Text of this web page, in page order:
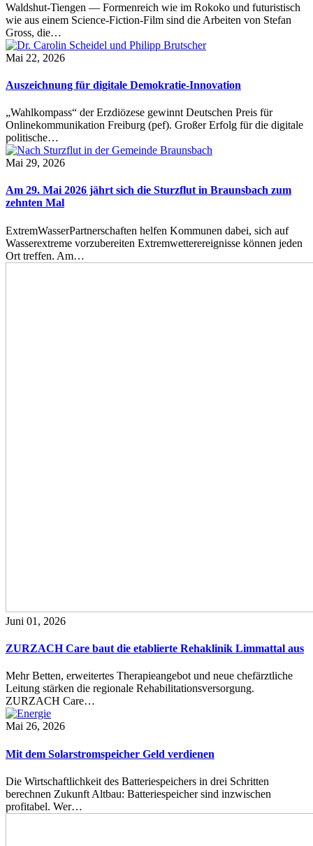
Waldshut-Tiengen — Formenreich wie im Rokoko und futuristisch
wie aus einem Science-Fiction-Film sind die Arbeiten von Stefan
Gross, die…
Mai 22, 2026
Auszeichnung für digitale Demokratie-Innovation
„Wahlkompass“ der Erzdiözese gewinnt Deutschen Preis für
Onlinekommunikation Freiburg (pef). Großer Erfolg für die digitale
politische…
Mai 29, 2026
Am 29. Mai 2026 jährt sich die Sturzflut in Braunsbach zum
zehnten Mal
ExtremWasserPartnerschaften helfen Kommunen dabei, sich auf
Wasserextreme vorzubereiten Extremwetterereignisse können jeden
Ort treffen. Am…
Juni 01, 2026
ZURZACH Care baut die etablierte Rehaklinik Limmattal aus
Mehr Betten, erweitertes Therapieangebot und neue chefärztliche
Leitung stärken die regionale Rehabilitationsversorgung.
ZURZACH Care…
Mai 26, 2026
Mit dem Solarstromspeicher Geld verdienen
Die Wirtschaftlichkeit des Batteriespeichers in drei Schritten
berechnen Zukunft Altbau: Batteriespeicher sind inzwischen
profitabel. Wer…